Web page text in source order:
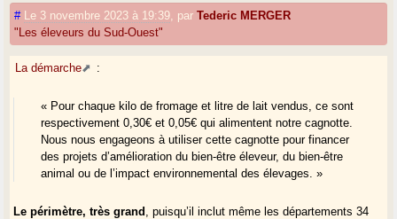
# Le 3 novembre 2023 à 19:39 parTederic MERGER
"Les éleveurs du Sud-Ouest"
La démarche :
« Pour chaque kilo de fromage et litre de lait vendus, ce sont
respectivement 0,30€ et 0,05€ qui alimentent notre cagnotte.
Nous nous engageons à utiliser cette cagnotte pour financer
des projets d’amélioration du bien-être éleveur, du bien-être
animal ou de l’impact environnemental des élevages. »
Le périmètre, très grand
, puisqu’il inclut même les départements 34